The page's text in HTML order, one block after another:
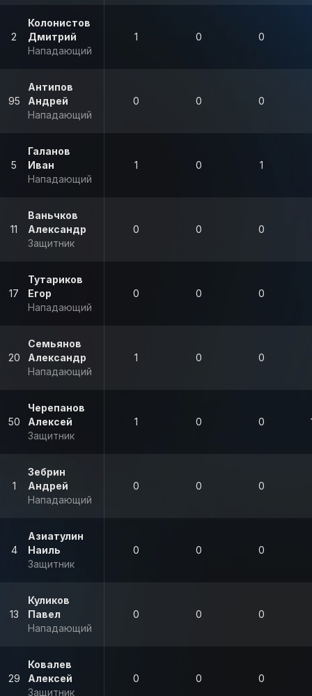
2
Колонистов
Дмитрий
Нападающий
1 0 0
95
Антипов
Андрей
Нападающий
0 0 0
5
Галанов
Иван
Нападающий
1 0 1
11
Ваньчков
Александр
Защитник
0 0 0
17
Тутариков
Егор
Нападающий
0 0 0
20
Семьянов
Александр
Нападающий
1 0 0
50
Черепанов
Алексей
Защитник
1 0 0
1
Зебрин
Андрей
Нападающий
0 0 0
4
Азиатулин
Наиль
Защитник
0 0 0
13
Куликов
Павел
Нападающий
0 0 0
29
Ковалев
Алексей
Защитник
0 0 0